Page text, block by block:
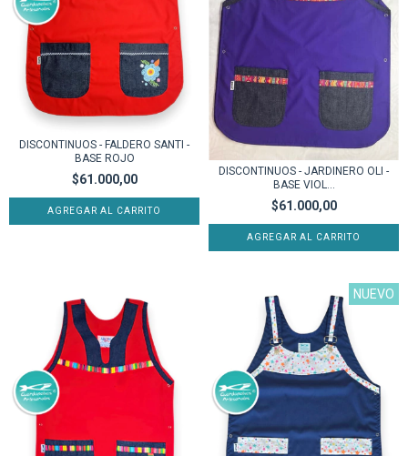
DISCONTINUOS - FALDERO SANTI -
BASE ROJO
$61.000,00
AGREGAR AL CARRITO
DISCONTINUOS - JARDINERO OLI -
BASE VIOL...
$61.000,00
AGREGAR AL CARRITO
NUEVO